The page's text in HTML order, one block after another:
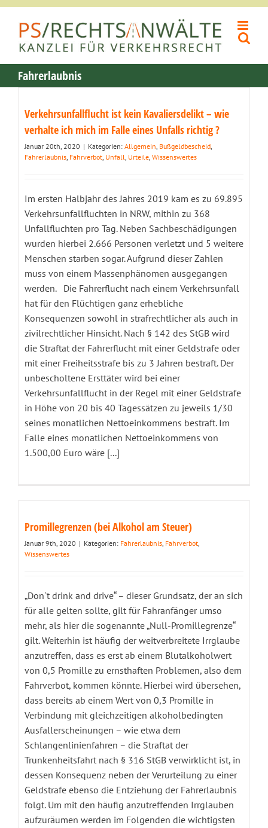
Inhalt
springen
Fahrerlaubnis
Verkehrsunfallflucht ist kein Kavaliersdelikt – wie
verhalte ich mich im Falle eines Unfalls richtig ?
Januar 20th, 2020 | Kategorien: Allgemein, Bußgeldbescheid,
Fahrerlaubnis, Fahrverbot, Unfall, Urteile, Wissenswertes
Im ersten Halbjahr des Jahres 2019 kam es zu 69.895
Verkehrsunfallfluchten in NRW, mithin zu 368
Unfallfluchten pro Tag. Neben Sachbeschädigungen
wurden hierbei 2.666 Personen verletzt und 5 weitere
Menschen starben sogar. Aufgrund dieser Zahlen
muss von einem Massenphänomen ausgegangen
werden. Die Fahrerflucht nach einem Verkehrsunfall
hat für den Flüchtigen ganz erhebliche
Konsequenzen sowohl in strafrechtlicher als auch in
zivilrechtlicher Hinsicht. Nach § 142 des StGB wird
die Straftat der Fahrerflucht mit einer Geldstrafe oder
mit einer Freiheitsstrafe bis zu 3 Jahren bestraft. Der
unbescholtene Ersttäter wird bei einer
Verkehrsunfallflucht in der Regel mit einer Geldstrafe
in Höhe von 20 bis 40 Tagessätzen zu jeweils 1/30
seines monatlichen Nettoeinkommens bestraft. Im
Falle eines monatlichen Nettoeinkommens von
1.500,00 Euro wäre [...]
Promillegrenzen (bei Alkohol am Steuer)
Januar 9th, 2020 | Kategorien: Fahrerlaubnis, Fahrverbot,
Wissenswertes
„Don`t drink and drive“ – dieser Grundsatz, der an sich
für alle gelten sollte, gilt für Fahranfänger umso
mehr, als hier die sogenannte „Null-Promillegrenze“
gilt. Weiterhin ist häufig der weitverbreitete Irrglaube
anzutreffen, dass es erst ab einem Blutalkoholwert
von 0,5 Promille zu ernsthaften Problemen, also dem
Fahrverbot, kommen könnte. Hierbei wird übersehen,
dass bereits ab einem Wert von 0,3 Promille in
Verbindung mit gleichzeitigen alkoholbedingten
Ausfallerscheinungen – wie etwa dem
Schlangenlinienfahren – die Straftat der
Trunkenheitsfahrt nach § 316 StGB verwirklicht ist, in
dessen Konsequenz neben der Verurteilung zu einer
Geldstrafe ebenso die Entziehung der Fahrerlaubnis
folgt. Um mit den häufig anzutreffenden Irrglauben
aufzuräumen werden im Folgenden die wichtigsten